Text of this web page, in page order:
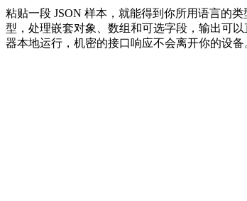
粘贴一段 JSON 样本，就能得到你所用语言的
型，处理嵌套对象、数组和可选字段，输出可
器本地运行，机密的接口响应不会离开你的设备